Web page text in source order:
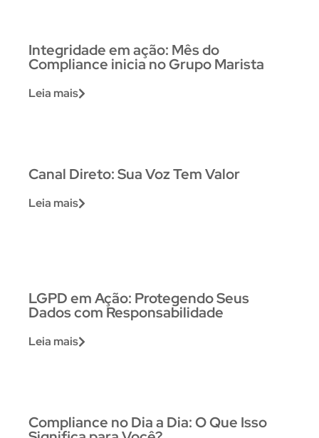
Integridade em ação: Mês do
Compliance inicia no Grupo Marista
Leia mais
Canal Direto: Sua Voz Tem Valor
Leia mais
LGPD em Ação: Protegendo Seus
Dados com Responsabilidade
Leia mais
Compliance no Dia a Dia: O Que Isso